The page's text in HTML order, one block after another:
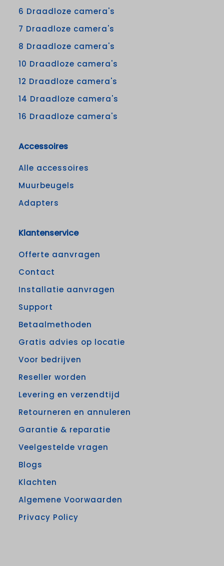
6 Draadloze camera's
7 Draadloze camera's
8 Draadloze camera's
10 Draadloze camera's
12 Draadloze camera's
14 Draadloze camera's
16 Draadloze camera's
Accessoires
Alle accessoires
Muurbeugels
Adapters
Klantenservice
Offerte aanvragen
Contact
Installatie aanvragen
Support
Betaalmethoden
Gratis advies op locatie
Voor bedrijven
Reseller worden
Levering en verzendtijd
Retourneren en annuleren
Garantie & reparatie
Veelgestelde vragen
Blogs
Klachten
Algemene Voorwaarden
Privacy Policy